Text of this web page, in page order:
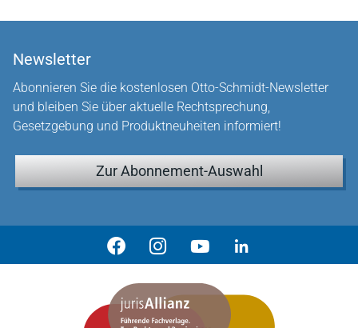
Newsletter
Abonnieren Sie die kostenlosen Otto-Schmidt-Newsletter
und bleiben Sie über aktuelle Rechtsprechung,
Gesetzgebung und Produktneuheiten informiert!
Zur Abonnement-Auswahl